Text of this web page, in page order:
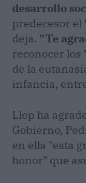
desarrollo
predecesor el
deja. "Te
reconocer los
de la
infancia,
Llop ha
Gobierno,
en ella "esta
honor" que